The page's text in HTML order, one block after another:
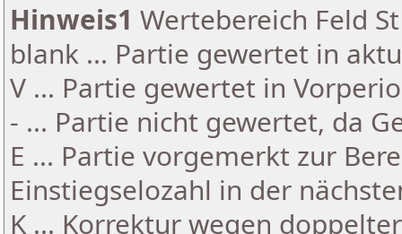
Hinweis1 Wertebereich Feld
blank ... Partie gewertet in
V ... Partie gewertet in
- ... Partie nicht gewertet, da
E ... Partie vorgemerkt zur
Einstiegselozahl in der
K ... Korrektur wegen